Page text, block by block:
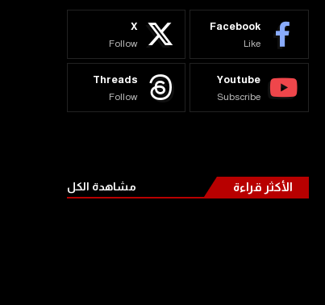
Facebook
Like
X
Follow
Youtube
Subscribe
Threads
Follow
الأكثر قراءة مشاهدة الكل